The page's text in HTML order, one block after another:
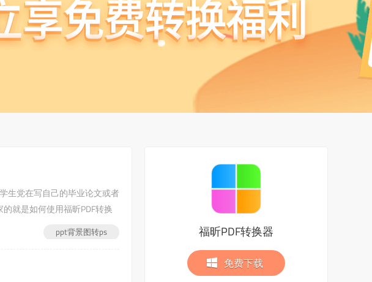
生党在写自己的毕业论文或者
就是如何使用福昕PDF转换
ppt背景图转ps 福昕PDF转换器
免费下载